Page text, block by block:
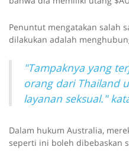
e
n
i
l
y
o
Penuntut mengatakan salah
dilakukan adalah
"Tampaknya yang
orang dari Thailand
layanan seksual."
Dalam hukum Australia,
seperti ini boleh dibebaskan